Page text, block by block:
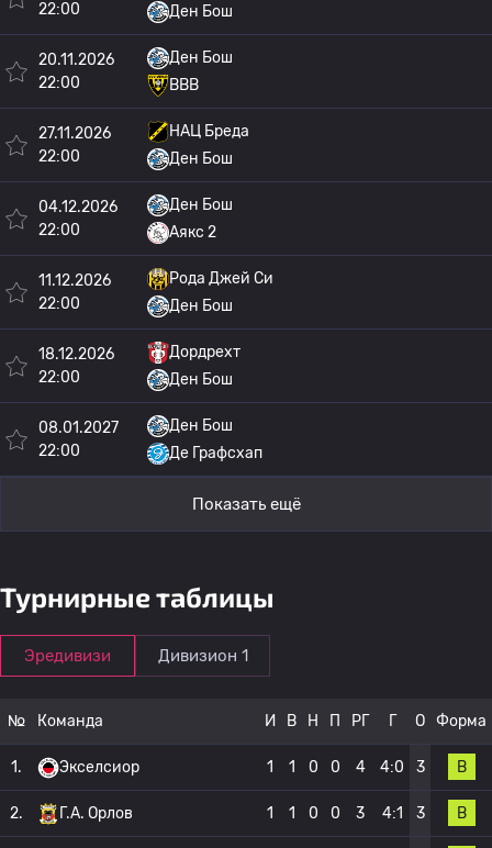
22:00 Ден Бош
20.11.2026
22:00
Ден Бош
ВВВ
27.11.2026
22:00
НАЦ Бреда
Ден Бош
04.12.2026
22:00
Ден Бош
Аякс 2
11.12.2026
22:00
Рода Джей Си
Ден Бош
18.12.2026
22:00
Дордрехт
Ден Бош
08.01.2027
22:00
Ден Бош
Де Графсхап
Показать ещё
Турнирные таблицы
Эредивизи Дивизион 1
№ Команда И В Н П РГ Г О Форма
1. Экселсиор 1 1 0 0 4 4:0 3 В
2. Г.А. Орлов 1 1 0 0 3 4:1 3 В